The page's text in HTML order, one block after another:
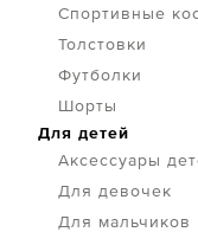
Спортивные
Толстовки
Футболки
Шорты
Для детей
Аксессуары
Для девочек
Для мальчиков